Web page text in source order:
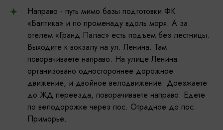
Направо - путь мимо базы подготовки ФК
«Балтика» и по променаду вдоль моря. А за
отелем «Гранд Палас» есть подъем без лестницы.
Выходите к вокзалу на ул. Ленина. Там
поворачиваете направо. На улице Ленина
организовано одностороннее дорожное
движение, и двойное велодвижение. Доезжаете
до ЖД переезда, поворачиваете направо. Едете
по велодорожке через пос. Отрадное до пос.
Приморье.